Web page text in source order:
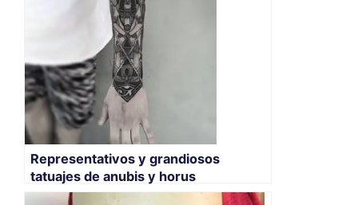
Representativos y grandiosos
tatuajes de anubis y horus